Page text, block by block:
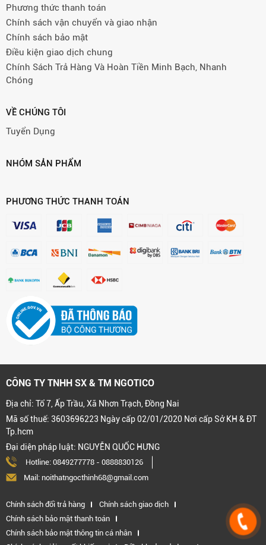
Phương thức thanh toán
Chính sách vận chuyển và giao nhận
Chính sách bảo mật
Điều kiện giao dịch chung
Chính Sách Trả Hàng Và Hoàn Tiền Minh Bạch, Nhanh
Chóng
VỀ CHÚNG TÔI
Tuyển Dụng
NHÓM SẢN PHẨM
PHƯƠNG THỨC THANH TOÁN
CÔNG TY TNHH SX & TM NGOTICO
Địa chỉ: Tổ 7, Ấp Trầu, Xã Nhơn Trạch, Đồng Nai
Mã số thuế: 3603696223 Ngày cấp 02/01/2020 Nơi cấp Sở KH & ĐT
Tp.hcm
Đại diện pháp luật: NGUYỄN QUỐC HƯNG
Hotline: 0849277778 - 0888830126
Mail: noithatngocthinh68@gmail.com
Chính sách đổi trả hàng
Chính sách giao dịch
Chính sách bảo mật thanh toán
Chính sách bảo mật thông tin cá nhân